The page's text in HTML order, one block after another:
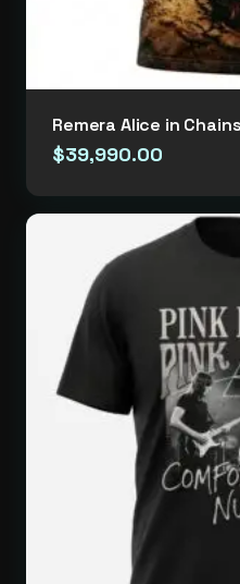
Remera Alice in
$39,990.00